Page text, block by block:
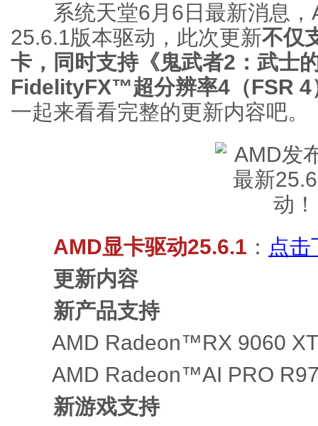
系统天堂6月6日最新消息，
25.6.1版本驱动，此次更新不仅
卡，同时支持《鬼武者2：武士
FidelityFX™超分辨率4（FSR 4
一起来看看完整的更新内容吧。
AMD显卡驱动25.6.1 ： 点击
更新内容
新产品支持
AMD Radeon™RX 9060 XT
AMD Radeon™AI PRO
新游戏支持